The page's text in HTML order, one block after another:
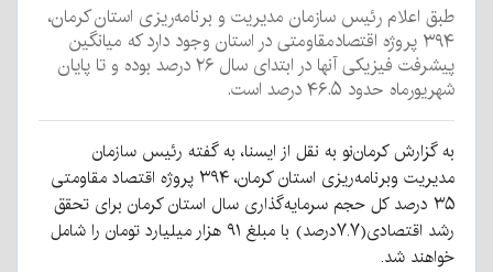
طبق اعلام رئیس سازمان مدیریت و برنامه‌ریزی استان کرمان،
۳۹۴ پروژه اقتصادمقاومتی در استان وجود دارد که میانگین
پیشرفت فیزیکی آنها در ابتدای سال ۲۶ درصد بوده و تا پایان
شهریورماه حدود ۴۶.۵ درصد است.
به گزارش کرمان‌نو به نقل از ایسنا، به گفته رئیس سازمان
مدیریت وبرنامه‌ریزی استان کرمان، ۳۹۴ پروژه اقتصاد مقاومتی
۳۵ درصد کل حجم سرمایه‌گذاری سال استان کرمان برای تحقق
رشد اقتصادی(۷.۷درصد) با مبلغ ۹۱ هزار میلیارد تومان را شامل
خواهند شد.